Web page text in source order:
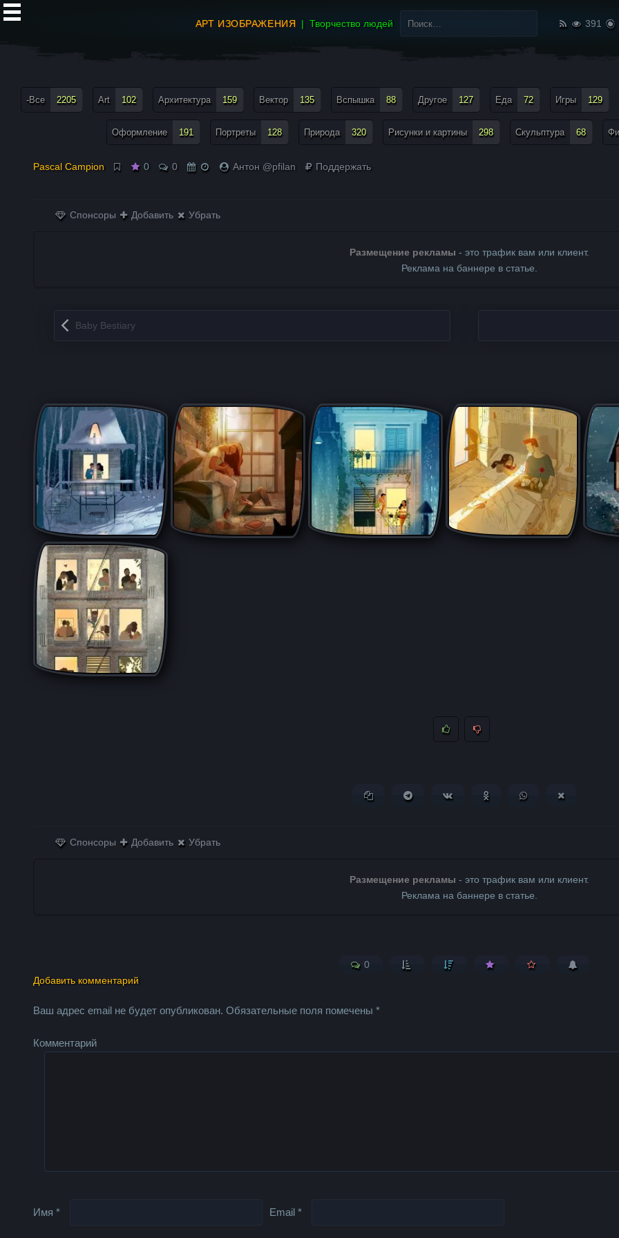
АРТ ИЗОБРАЖЕНИЯ Творчество людей
Найти:
391
-Все 2205 Art 102 Архитектура 159 Вектор 135 Вспышка 88 Другое 127 Еда 72 Игры 129
Оформление 191 Портреты 128 Природа 320 Рисунки и картины 298 Скульптура 68
Pascal Campion 0 0 Антон @pfilan Поддержать
Спонсоры Добавить Убрать
Размещение рекламы - это трафик вам или клиент.
Реклама на баннере в статье.
Запись навигация
Baby Bestiary
Копировать ссылкуПоделиться в Telegram
Поделиться ВКонтакте
Поделиться вПоделиться в
Спонсоры Добавить Убрать
Размещение рекламы - это трафик вам или клиент.
Реклама на баннере в статье.
0
Добавить комментарий
Ваш адрес email не будет опубликован. Обязательные поля помечены*
Комментарий
Имя* Email*